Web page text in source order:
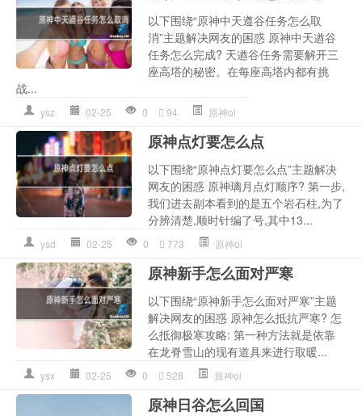
以下围绕“原神中天遵谷任务怎么取
消”主题解决网友的困惑 原神中天遒谷
任务怎么完成? 天遒谷任务需要解开三
座高塔的秘密。在每座高塔内都有挑
战...
ysz 02-25 0 94 原神ol
原神点灯要怎么点
以下围绕“原神点灯要怎么点”主题解决
网友的困惑 原神璃月点灯顺序? 第一步,
我们进去副本看到的是五个岩石柱,为了
分辨清楚,顺时针编了号,其中13...
ysd 02-25 0 773 原神ol
原神新手怎么面对严寒
以下围绕“原神新手怎么面对严寒”主题
解决网友的困惑 原神怎么抵抗严寒? 怎
么抵御极寒攻略: 第一种方法就是依靠
在龙脊雪山的现有道具来进行取暖...
ysx 02-25 0 528 原神ol
原神日谷怎么回国